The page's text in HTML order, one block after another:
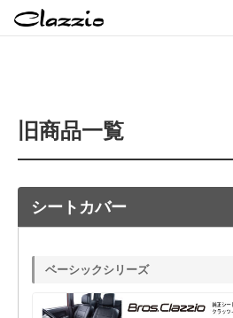
旧商品一覧
シートカバー
ベーシックシリーズ